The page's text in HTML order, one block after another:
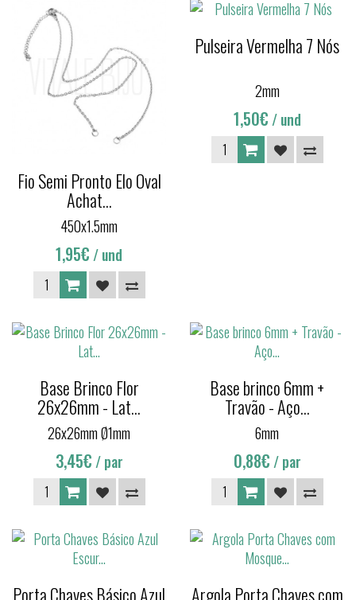
Fio Semi Pronto Elo Oval
Achat...
450x1.5mm
1,95€ / und
Pulseira Vermelha 7 Nós
2mm
1,50€ / und
Base Brinco Flor
26x26mm - Lat...
26x26mm Ø1mm
3,45€ / par
Base brinco 6mm +
Travão - Aço...
6mm
0,88€ / par
Porta Chaves Básico Azul Argola Porta Chaves com